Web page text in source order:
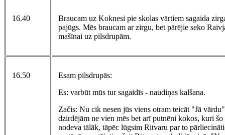
16.40
Braucam uz Koknesi pie skolas vārtiem sagaida
pajūgs. Mēs braucam ar zirgu, bet pārējie seko
mašīnai uz pilsdrupām.
16.50
Esam pilsdrupās:
Es: varbūt mūs tur sagaidīs - naudiņas kalšana.
Začis: Nu cik nesen jūs viens otram teicāt "Jā
dzirdējām ne vien mēs bet arī putnēni kokos, kuri šo
nodeva tālāk, tāpēc lūgsim Ritvaru par to